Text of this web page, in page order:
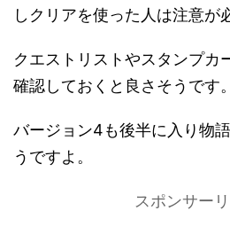
しクリアを使った人は注意が
クエストリストやスタンプカ
確認しておくと良さそうです。
バージョン4も後半に入り物
うですよ。
スポンサー